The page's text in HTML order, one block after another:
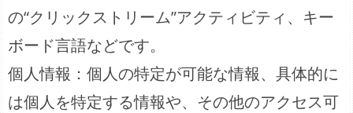
の“クリックストリーム”アクティビティ、キー
ボード言語などです。
個人情報：個人の特定が可能な情報、具体的に
は個人を特定する情報や、その他のアクセス可